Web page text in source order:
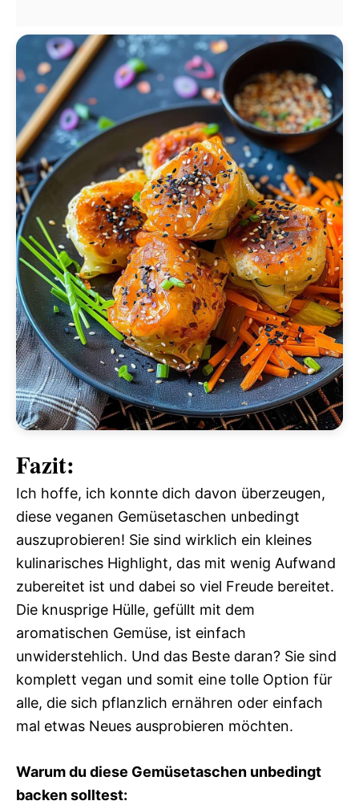
Fazit:
Ich hoffe, ich konnte dich davon überzeugen,
diese veganen Gemüsetaschen unbedingt
auszuprobieren! Sie sind wirklich ein kleines
kulinarisches Highlight, das mit wenig Aufwand
zubereitet ist und dabei so viel Freude bereitet.
Die knusprige Hülle, gefüllt mit dem
aromatischen Gemüse, ist einfach
unwiderstehlich. Und das Beste daran? Sie sind
komplett vegan und somit eine tolle Option für
alle, die sich pflanzlich ernähren oder einfach
mal etwas Neues ausprobieren möchten.
Warum du diese Gemüsetaschen unbedingt
backen solltest: